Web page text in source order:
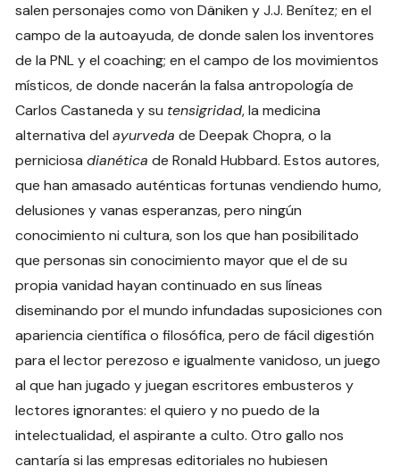
salen personajes como von Däniken y J.J. Benítez; en el
campo de la autoayuda, de donde salen los inventores
de la PNL y el coaching; en el campo de los movimientos
místicos, de donde nacerán la falsa antropología de
Carlos Castaneda y su tensigridad, la medicina
alternativa delayurveda de Deepak Chopra, o la
perniciosadianética de Ronald Hubbard. Estos autores,
que han amasado auténticas fortunas vendiendo humo,
delusiones y vanas esperanzas, pero ningún
conocimiento ni cultura, son los que han posibilitado
que personas sin conocimiento mayor que el de su
propia vanidad hayan continuado en sus líneas
diseminando por el mundo infundadas suposiciones con
apariencia científica o filosófica, pero de fácil digestión
para el lector perezoso e igualmente vanidoso, un juego
al que han jugado y juegan escritores embusteros y
lectores ignorantes: el quiero y no puedo de la
intelectualidad, el aspirante a culto. Otro gallo nos
cantaría si las empresas editoriales no hubiesen